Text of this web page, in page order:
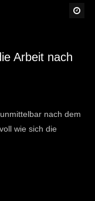
Arbeit nach
nach dem
wie sich die